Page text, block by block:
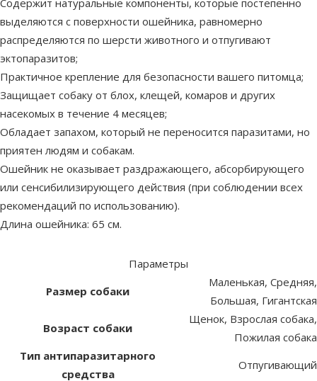
выделяются с поверхности ошейника, равномерно
распределяются по шерсти животного и отпугивают
эктопаразитов;
Практичное крепление для безопасности вашего питомца;
Защищает собаку от блох, клещей, комаров и других
насекомых в течение 4 месяцев;
Обладает запахом, который не переносится паразитами, но
приятен людям и собакам.
Ошейник не оказывает раздражающего, абсорбирующего
или сенсибилизирующего действия (при соблюдении всех
рекомендаций по использованию).
Длина ошейника: 65 см.
Параметры
Размер собаки
Маленькая, Средняя,
Большая, Гигантская
Возраст собаки
Щенок, Взрослая собака,
Пожилая собака
Тип антипаразитарного
средства
Отпугивающий